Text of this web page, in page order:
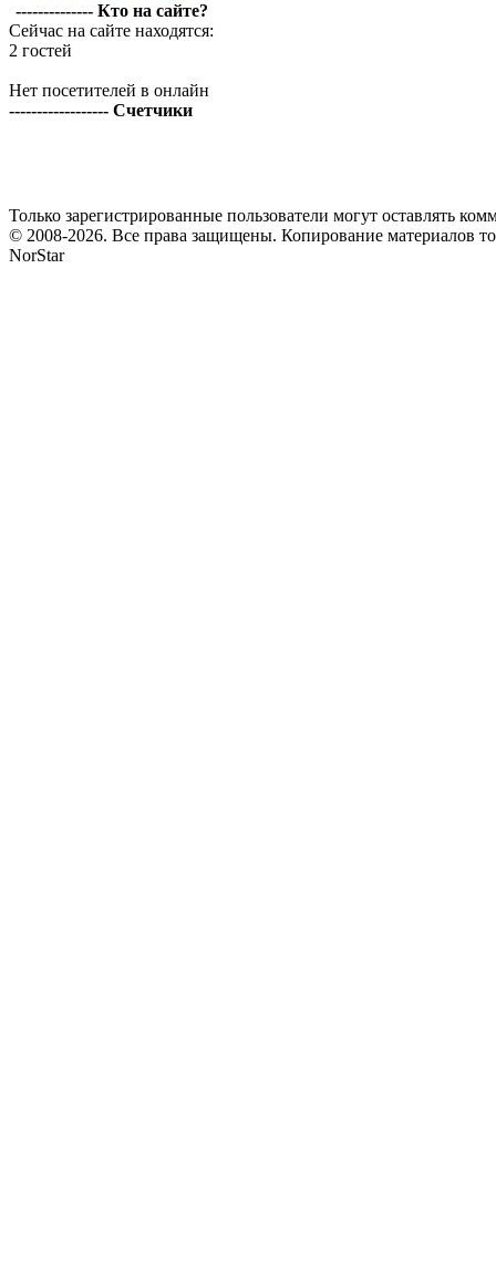
-------------- Кто на сайте?
Сейчас на сайте находятся:
2 гостей
Нет посетителей в онлайн
------------------ Счетчики
Только зарегистрированные пользователи могут оставлять
© 2008-2026. Все права защищены. Копирование материалов
NorStar